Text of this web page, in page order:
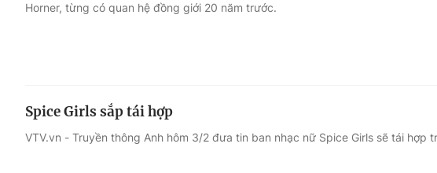
Horner, từng có quan hệ đồng giới 20 năm trước.
Spice Girls sắp tái hợp
VTV.vn - Truyền thông Anh hôm 3/2 đưa tin ban nhạc nữ Spice Girls sẽ tái hợp